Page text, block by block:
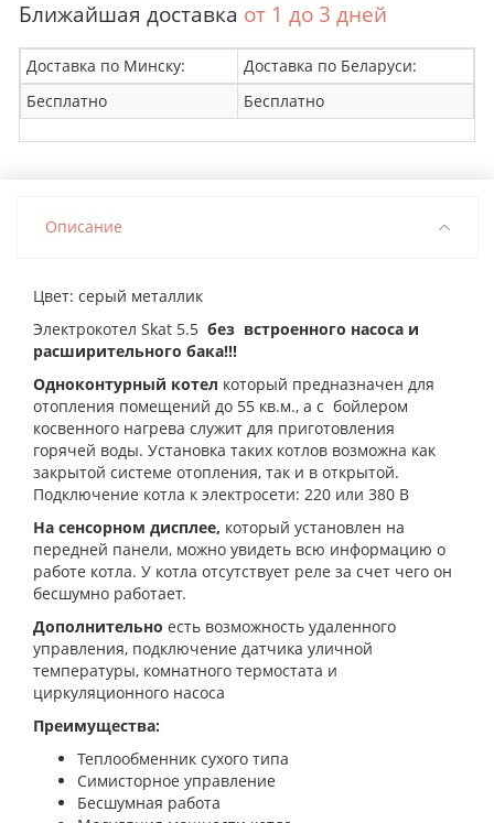
Ближайшая доставка от 1 до 3 дней
Доставка по Минску:
Доставка по Беларуси:
Бесплатно
Бесплатно
Описание
Цвет: серый металлик
Электрокотел Skat 5.5 без встроенного насоса и
расширительного бака!!!
Одноконтурный котел который предназначен для
отопления помещений до 55 кв.м., а с бойлером
косвенного нагрева служит для приготовления
горячей воды. Установка таких котлов возможна как
закрытой системе отопления, так и в открытой.
Подключение котла к электросети: 220 или 380 В
На сенсорном дисплее, который установлен на
передней панели, можно увидеть всю информацию о
работе котла. У котла отсутствует реле за счет чего он
бесшумно работает.
Дополнительно есть возможность удаленного
управления, подключение датчика уличной
температуры, комнатного термостата и
циркуляционного насоса
Преимущества:
Теплообменник сухого типа
Симисторное управление
Бесшумная работа